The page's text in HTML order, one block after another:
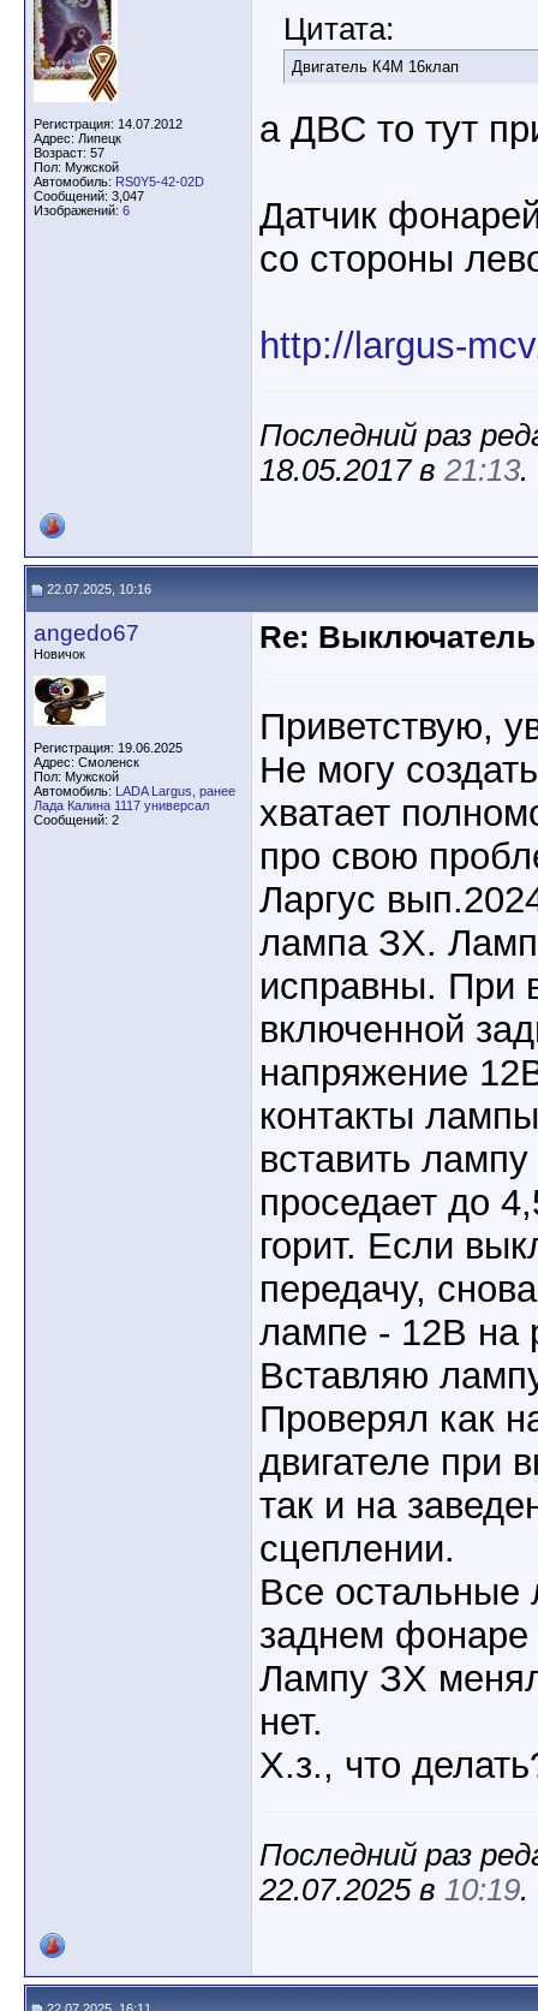
Регистрация: 14.07.2012
Адрес: Липецк
Возраст: 57
Пол: Мужской
Автомобиль: RS0Y5-42-02D
Сообщений: 3,047
Изображений: 6
Цитата:
Двигатель К4М 16клап
а ДВС то тут
Датчик
со стороны
http://largus-
Последний раз
18.05.2017 в 21:13.
22.07.2025, 10:16
angedo67
Новичок
Регистрация: 19.06.2025
Адрес: Смоленск
Пол: Мужской
Автомобиль: LADA Largus, ранее
Лада Калина 1117 универсал
Сообщений: 2
Re:
Приветствую,
Не могу
хватает
про свою
Ларгус
лампа ЗХ.
исправны. При
включенной
напряжение
контакты
вставить
проседает до
горит. Если
передачу,
лампе - 12В на
Вставляю
Проверял как
двигателе при
так и на
сцеплении.
Все
заднем фонаре
Лампу ЗХ
нет.
Х.з., что
Последний раз
22.07.2025 в 10:19.